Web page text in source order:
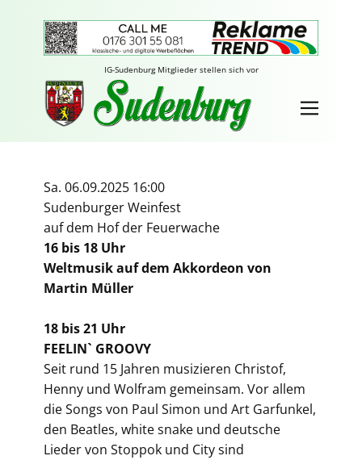
IG-Sudenburg Mitglieder stellen sich vor
Sa. 06.09.2025 16:00
Sudenburger Weinfest
auf dem Hof der Feuerwache
16 bis 18 Uhr
Weltmusik auf dem Akkordeon von
Martin Müller
18 bis 21 Uhr
FEELIN` GROOVY
Seit rund 15 Jahren musizieren Christof,
Henny und Wolfram gemeinsam. Vor allem
die Songs von Paul Simon und Art Garfunkel,
den Beatles, white snake und deutsche
Lieder von Stoppok und City sind